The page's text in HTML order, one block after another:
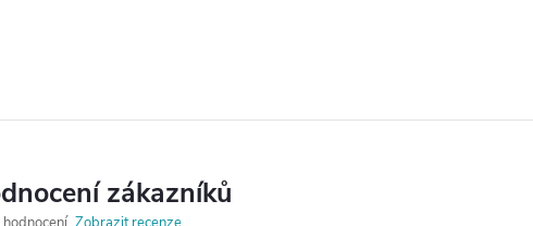
zákazníků